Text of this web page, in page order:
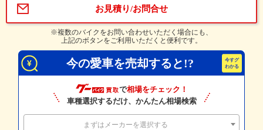
お見積り/お問合せ
※複数のバイクをお問い合わせいただく場合にも、
上記のボタンをご利用いただくと便利です。
今の愛車を売却すると!?
で相場をチェック！
車種選択するだけ、かんたん相場検索
まずはメーカーを選択する